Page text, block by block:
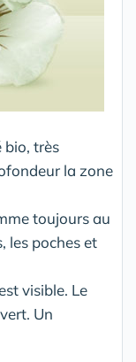
bio, très
la zone
toujours au
les poches et
visible. Le
Un